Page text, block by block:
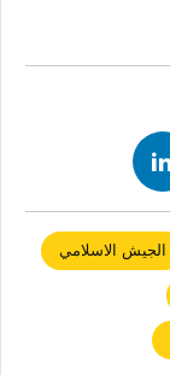
الجيش الاسلامي